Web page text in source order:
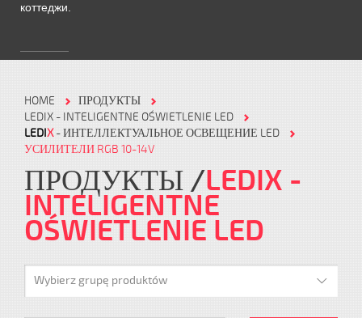
коттеджи.
HOME
ПРОДУКТЫ
LEDIX - INTELIGENTNE OŚWIETLENIE LED
LEDIX- ИНТЕЛЛЕКТУАЛЬНОЕ ОСВЕЩЕНИЕ LED
УСИЛИТЕЛИ RGB 10-14V
ПРОДУКТЫ LEDIX -
INTELIGENTNE
OŚWIETLENIE LED
Wybierz grupę produktów